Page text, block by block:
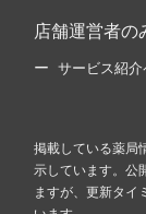
店舗運営者の
サービス紹介
掲載している薬局
示しています。公
ますが、更新タイ